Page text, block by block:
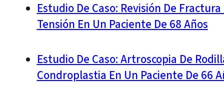
Estudio De Caso: Revisión De
Tensión En Un Paciente De 68 Años
Estudio De Caso: Artroscopia De
Condroplastia En Un Paciente De 66